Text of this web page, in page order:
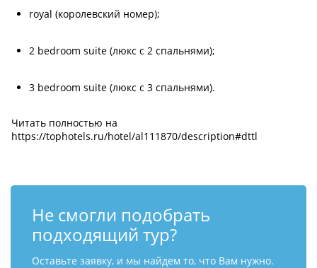
royal (королевский номер);
2 bedroom suite (люкс с 2 спальнями);
3 bedroom suite (люкс с 3 спальнями).
Читать полностью на
https://tophotels.ru/hotel/al111870/description#dttl
Не смогли подобрать
подходящий тур?
Оставьте заявку, и мы найдем то, что Вам нужно.